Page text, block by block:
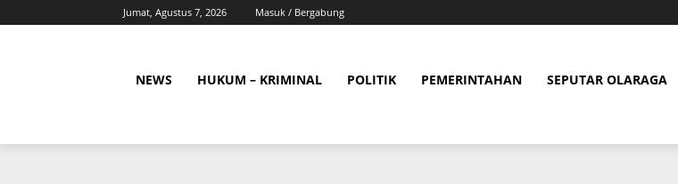
Jumat, Agustus 7, 2026 Masuk / Bergabung
NEWS HUKUM – KRIMINAL POLITIK PEMERINTAHAN SEPUTAR OLARAGA